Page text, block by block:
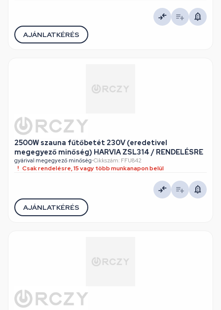
AJÁNLATKÉRÉS
2500W szauna fűtőbetét 230V (eredetivel
megegyező minőség) HARVIA ZSL314 / RENDELÉSRE
gyárival megegyező minőség•Cikkszám: FFU842
Csak rendelésre, 15 vagy több munkanapon belül
AJÁNLATKÉRÉS